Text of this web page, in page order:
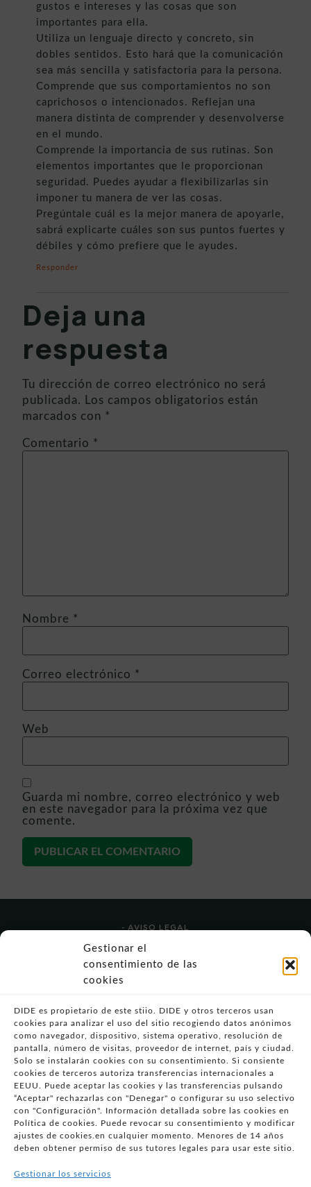
Gestionar el
consentimiento de las
cookies
DIDE es propietario de este stiio. DIDE y otros terceros usan
cookies para analizar el uso del sitio recogiendo datos anónimos
como navegador, dispositivo, sistema operativo, resolución de
pantalla, número de visitas, proveedor de internet, país y ciudad.
Solo se instalarán cookies con su consentimiento. Si consiente
cookies de terceros autoriza transferencias internacionales a
EEUU. Puede aceptar las cookies y las transferencias pulsando
“Aceptar" rechazarlas con "Denegar" o configurar su uso selectivo
con "Configuración". Información detallada sobre las cookies en
Política de cookies. Puede revocar su consentimiento y modificar
ajustes de cookies.en cualquier momento. Menores de 14 años
deben obtener permiso de sus tutores legales para usar este sitio.
Gestionar los servicios
gustos e intereses y las cosas que son
importantes para ella.
Utiliza un lenguaje directo y concreto, sin
dobles sentidos. Esto hará que la comunicación
sea más sencilla y satisfactoria para la persona.
Comprende que sus comportamientos no son
caprichosos o intencionados. Reflejan una
manera distinta de comprender y desenvolverse
en el mundo.
Comprende la importancia de sus rutinas. Son
elementos importantes que le proporcionan
seguridad. Puedes ayudar a flexibilizarlas sin
imponer tu manera de ver las cosas.
Pregúntale cuál es la mejor manera de apoyarle,
sabrá explicarte cuáles son sus puntos fuertes y
débiles y cómo prefiere que le ayudes.
Responder
Deja una
respuesta
Tu dirección de correo electrónico no será
publicada. Los campos obligatorios están
marcados con *
Comentario *
Nombre *
Correo electrónico *
Web
Guarda mi nombre, correo electrónico y web
en este navegador para la próxima vez que
comente.
- AVISO LEGAL
- POLÍTICA DE USO
- POLÍTICA DE PRIVACIDAD
- POLÍTICA DE COOKIES (UE)
VULNERABILIDADES
- CONDICIONES PARTICULARES DE COMPRA
- GUÍA DE COMPRA
- GUÍA DE PRIVACIDAD
- DESISTIMIENTO
- ATENCIÓN AL CLIENTE
- PRESENCIA EN MEDIOS